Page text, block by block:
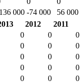
000 -74 000 56 000
2012 2011
0 0 0
0 0 0
0 0 0
0 0 0
0 0 0